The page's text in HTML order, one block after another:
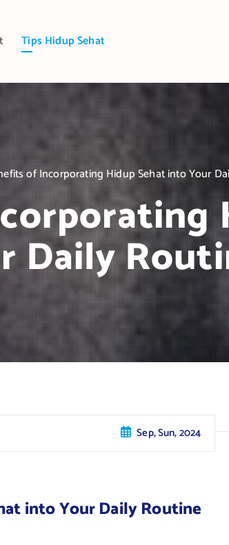
Tips Hidup Sehat
of Incorporating Hidup Sehat into Your
Daily
Sep, Sun, 2024
into Your Daily Routine